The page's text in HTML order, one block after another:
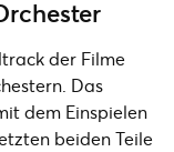
der Filme
Das
dem Einspielen
beiden Teile